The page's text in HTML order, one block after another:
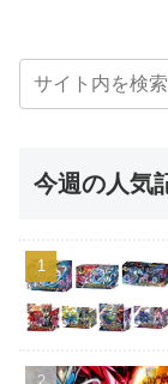
今週の人気